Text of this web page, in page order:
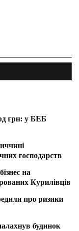
грн: у БЕБ
господарств
на
Курилівців
про ризики
будинок